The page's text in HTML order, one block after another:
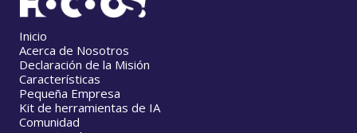
Inicio
Acerca de Nosotros
Declaración de la Misión
Características
Pequeña Empresa
Kit de herramientas de IA
Comunidad